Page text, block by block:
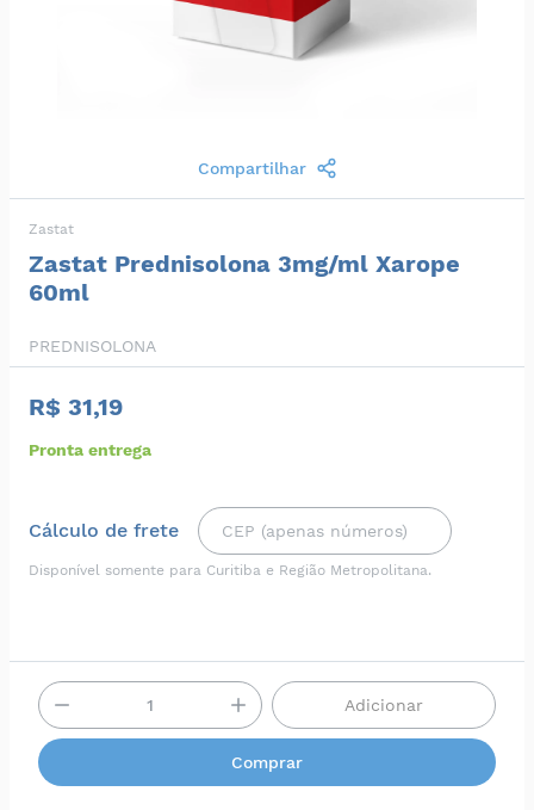
Compartilhar
Zastat
Zastat Prednisolona 3mg/ml Xarope
60ml
PREDNISOLONA
R$ 31,19
Pronta entrega
Cálculo de frete
Disponível somente para Curitiba e Região Metropolitana.
Adicionar
Comprar